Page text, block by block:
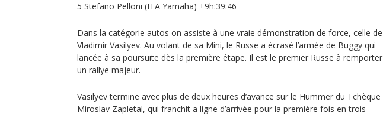
5 Stefano Pelloni (ITA Yamaha) +9h:39:46
Dans la catégorie autos on assiste à une vraie démonstration de force, celle de
Vladimir Vasilyev. Au volant de sa Mini, le Russe a écrasé l’armée de Buggy qui
lancée à sa poursuite dès la première étape. Il est le premier Russe à remporter
un rallye majeur.
Vasilyev termine avec plus de deux heures d’avance sur le Hummer du Tchèque
Miroslav Zapletal, qui franchit a ligne d’arrivée pour la première fois en trois